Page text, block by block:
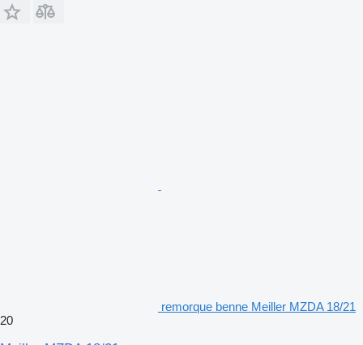
remorque benne Meiller MZDA 18/21
20